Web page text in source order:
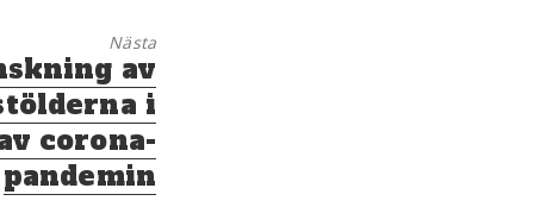
Nästa
av
i
corona-
pandemin